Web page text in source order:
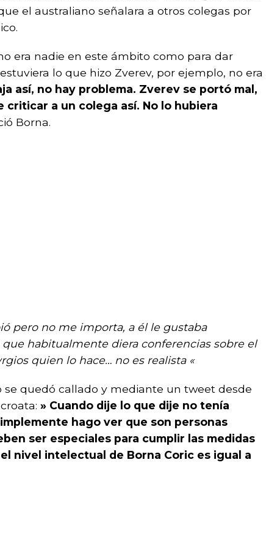
el australiano señalara a otros colegas por
era nadie en este ámbito como para dar
lo que hizo Zverev, por ejemplo, no era
así, no hay problema. Zverev se portó mal,
a un colega así. No lo hubiera
Borna.
pero no me importa, a él le gustaba
habitualmente diera conferencias sobre el
quien lo hace… no es realista «
se quedó callado y mediante un tweet desde
» Cuando dije lo que dije no tenía
hago ver que son personas
ser especiales para cumplir las medidas
nivel intelectual de Borna Coric es igual a